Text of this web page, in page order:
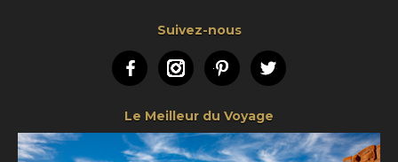
Suivez-nous
FacebookInstagramPinterestTwitter
Le Meilleur du Voyage